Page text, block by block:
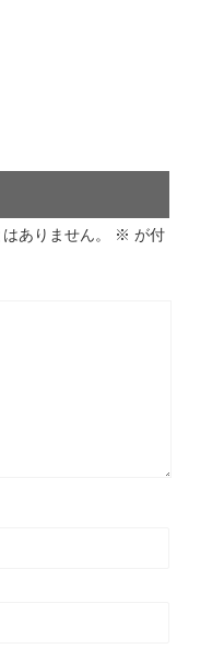
ありません。 ※ が付